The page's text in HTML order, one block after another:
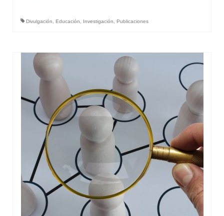
Divulgación, Educación, Investigación, Publicaciones